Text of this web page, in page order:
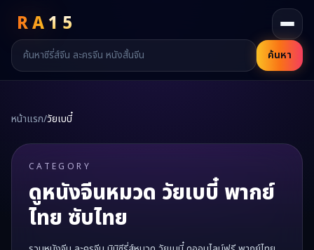
RA15
ค้นหา
หน้าแรก/วัยเบบี๋
CATEGORY
ดูหนังจีนหมวด วัยเบบี๋ พากย์
ไทย ซับไทย